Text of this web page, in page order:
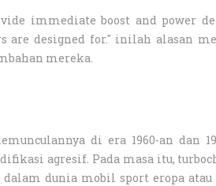
immediate boost and power
designed for." inilah alasan
mereka.
di era 1960-an dan
agresif. Pada masa itu,
dunia mobil sport eropa